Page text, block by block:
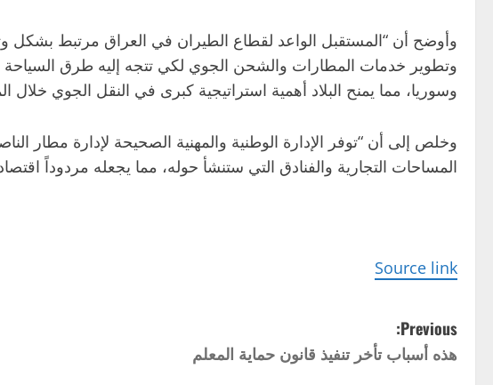
وأوضح أن “المستقبل الواعد لقطاع الطيران في العراق مرتبط بشكل
وتطوير خدمات المطارات والشحن الجوي لكي تتجه إليه طرق السياحة
وسوريا، مما يمنح البلاد أهمية استراتيجية كبرى في النقل الجوي خلال
وخلص إلى أن “توفر الإدارة الوطنية والمهنية الصحيحة لإدارة مطار
المساحات التجارية والفنادق التي ستنشأ حوله، مما يجعله مردوداً
Source link
P
o
Previous:
هذه أسباب تأخر تنفيذ قانون حماية المعلم